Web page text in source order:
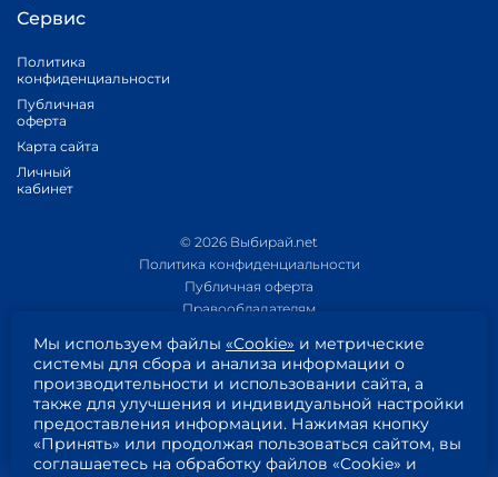
Сервис
Политика
конфиденциальности
Публичная
оферта
Карта сайта
Личный
кабинет
© 2026 Выбирай.net
Политика конфиденциальности
Публичная оферта
Правообладателям
Приложение 1
Приложение 2
Пользовательское соглашение
Согласие на обработку персональных данных
Мы используем файлы «Cookie» и метрические
системы для сбора и анализа информации о
производительности и использовании сайта, а
также для улучшения и индивидуальной настройки
предоставления информации. Нажимая кнопку
«Принять» или продолжая пользоваться сайтом, вы
соглашаетесь на обработку файлов «Cookie» и